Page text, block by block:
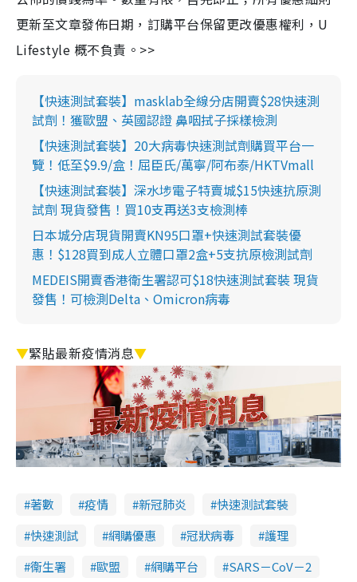
更新至文章發佈日期，訂購平台保留更改優惠權利，U
Lifestyle 概不負責。>>
【快速測試套裝】masklab全線分店開賣$28快速測
試劑！獲歐盟、英國認證 鼻咽拭子採樣檢測
【快速測試套裝】20大病毒快速測試劑購買平台一
覽！低至$9.9/盒！屈臣氏/萬寧/阿布泰/HKTVmall
【快速測試套裝】深水埗電子特賣城$15快速抗原測
試劑 現貨發售！買10支再送3支檢測棒
日本城分店現貨開賣KN95口罩+快速測試套裝優
惠！$128買到成人立體口罩2盒+5支抗原檢測試劑
MEDEIS開賣香港衛生署認可$18快速測試套裝 現貨
發售！可檢測Delta、Omicron病毒
▼緊貼最新疫情消息▼
著數 疫情 新冠肺炎
快速測試套裝
快速測試
網購優惠 冠狀病毒
護理
衞生署
歐盟 網購平台 SARS－CoV－2